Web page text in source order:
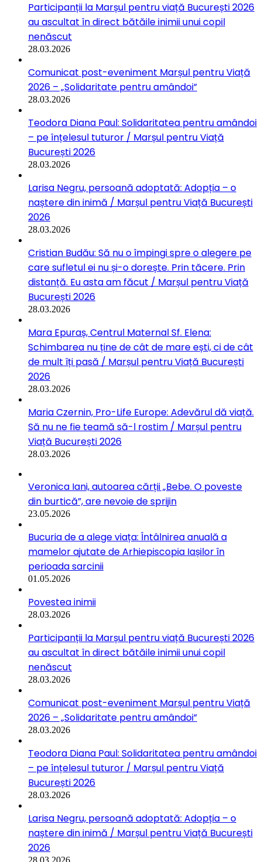
Participanții la Marșul pentru viață București 2026
au ascultat în direct bătăile inimii unui copil
nenăscut
28.03.2026
Comunicat post-eveniment Marșul pentru Viață
2026 – „Solidaritate pentru amândoi”
28.03.2026
Teodora Diana Paul: Solidaritatea pentru amândoi
– pe înțelesul tuturor / Marșul pentru Viață
București 2026
28.03.2026
Larisa Negru, persoană adoptată: Adopția – o
naștere din inimă / Marșul pentru Viață București
2026
28.03.2026
Cristian Budău: Să nu o împingi spre o alegere pe
care sufletul ei nu și-o dorește. Prin tăcere. Prin
distanță. Eu asta am făcut / Marșul pentru Viață
București 2026
28.03.2026
Mara Epuraș, Centrul Maternal Sf. Elena:
Schimbarea nu ține de cât de mare ești, ci de cât
de mult îți pasă / Marșul pentru Viață București
2026
28.03.2026
Maria Czernin, Pro-Life Europe: Adevărul dă viață.
Să nu ne fie teamă să-l rostim / Marșul pentru
Viață București 2026
28.03.2026
Veronica Iani, autoarea cărții „Bebe. O poveste
din burtică”, are nevoie de sprijin
23.05.2026
Bucuria de a alege viața: Întâlnirea anuală a
mamelor ajutate de Arhiepiscopia Iașilor în
perioada sarcinii
01.05.2026
Povestea inimii
28.03.2026
Participanții la Marșul pentru viață București 2026
au ascultat în direct bătăile inimii unui copil
nenăscut
28.03.2026
Comunicat post-eveniment Marșul pentru Viață
2026 – „Solidaritate pentru amândoi”
28.03.2026
Teodora Diana Paul: Solidaritatea pentru amândoi
– pe înțelesul tuturor / Marșul pentru Viață
București 2026
28.03.2026
Larisa Negru, persoană adoptată: Adopția – o
naștere din inimă / Marșul pentru Viață București
2026